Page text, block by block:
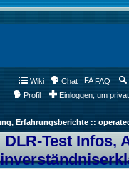
Wiki Chat FAQ
Profil
Einloggen, um
Erfahrungsberichte ::
Test